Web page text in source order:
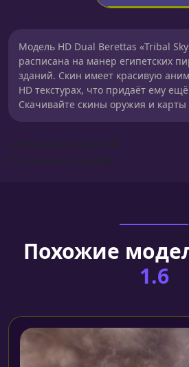
Модель HD Dual Berettas «Tribal
расписана на манер египетских
зданий. Скин имеет красивую
HD текстурах, что придаёт ему
Скачивайте скины оружия и
Похожие
1.6